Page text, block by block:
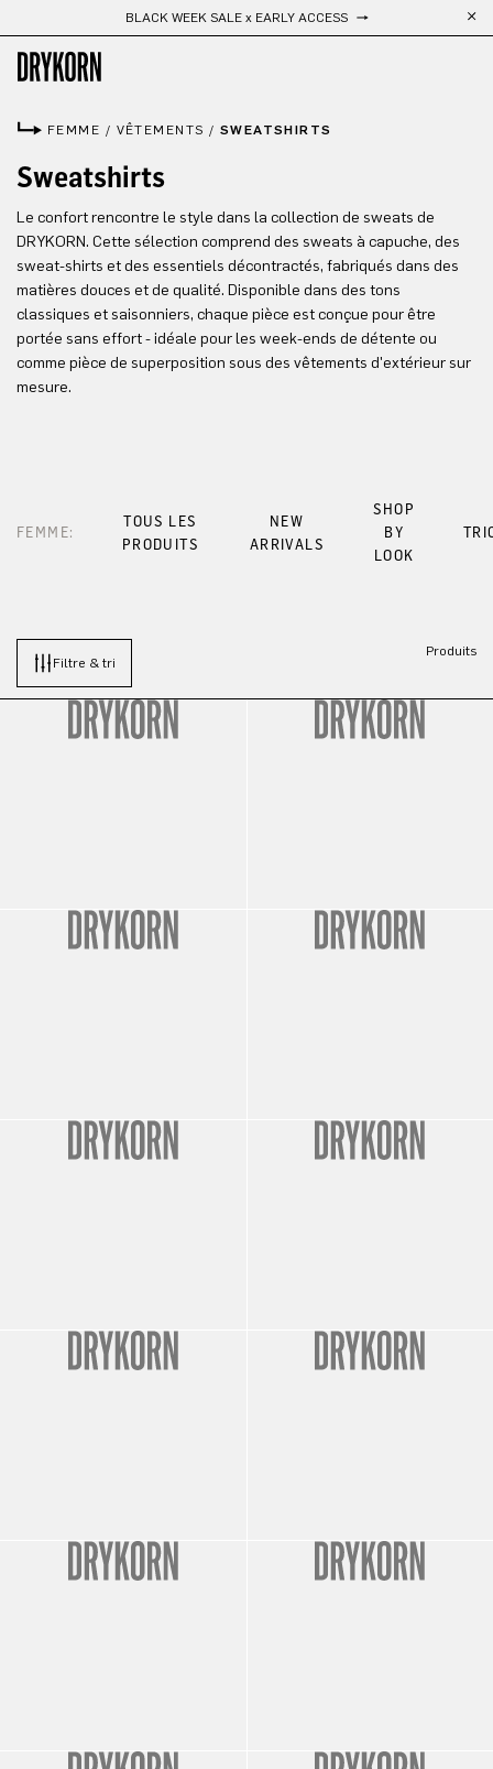
Passer au contenu principalBLACK WEEK SALE x EARLY ACCESS
FEMME / VÊTEMENTS / SWEATSHIRTS
Sweatshirts
Le confort rencontre le style dans la collection de sweats de
DRYKORN. Cette sélection comprend des sweats à capuche, des
sweat-shirts et des essentiels décontractés, fabriqués dans des
matières douces et de qualité. Disponible dans des tons
classiques et saisonniers, chaque pièce est conçue pour être
portée sans effort - idéale pour les week-ends de détente ou
comme pièce de superposition sous des vêtements d'extérieur sur
mesure.
FEMME:
TOUS LES
PRODUITS
NEW
ARRIVALS
SHOP
BY
LOOK
Filtre & tri
Produits